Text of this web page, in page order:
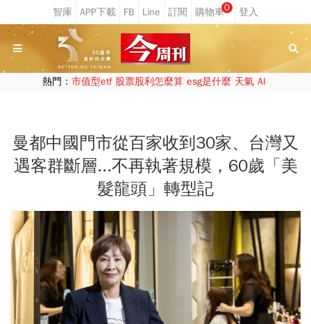
0
熱門： 市值型etf 股票股利怎麼算 esg是什麼 天氣 AI
曼都中國門市從百家收到30家、台灣又
遇客群斷層...不再執著規模，60歲「美
髮龍頭」轉型記